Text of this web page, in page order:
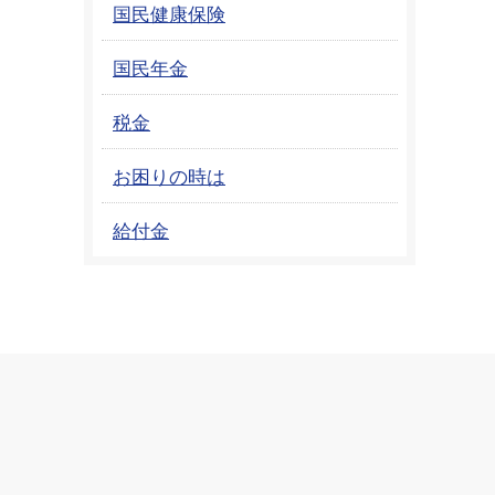
国民健康保険
国民年金
税金
お困りの時は
給付金